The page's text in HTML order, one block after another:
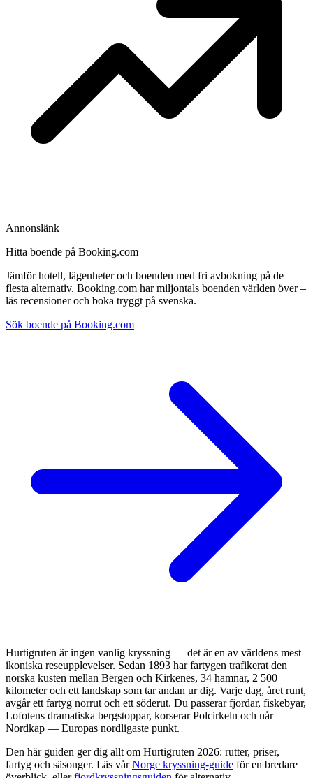
Annonslänk
Hitta boende på Booking.com
Jämför hotell, lägenheter och boenden med fri avbokning på de
flesta alternativ. Booking.com har miljontals boenden världen över –
läs recensioner och boka tryggt på svenska.
Sök boende på Booking.com
Hurtigruten är ingen vanlig kryssning — det är en av världens mest
ikoniska reseupplevelser. Sedan 1893 har fartygen trafikerat den
norska kusten mellan Bergen och Kirkenes, 34 hamnar, 2 500
kilometer och ett landskap som tar andan ur dig. Varje dag, året runt,
avgår ett fartyg norrut och ett söderut. Du passerar fjordar, fiskebyar,
Lofotens dramatiska bergstoppar, korserar Polcirkeln och når
Nordkap — Europas nordligaste punkt.
Den här guiden ger dig allt om Hurtigruten 2026: rutter, priser,
fartyg och säsonger. Läs vårNorge kryssning-guide för en bredare